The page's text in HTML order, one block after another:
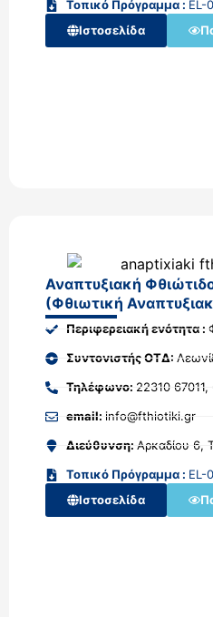
Τοπικό Πρόγραμμα : EL-
Ιστοσελίδα
Αναπτυξιακή
(Φθιωτική
Περιφερειακή ενότητα :
Συντονιστής ΟΤΔ:
Τηλέφωνο: 22310
email: info@fthiotiki.gr
Διεύθυνση: Αρκαδίου 6,
Τοπικό Πρόγραμμα : EL-
Ιστοσελίδα